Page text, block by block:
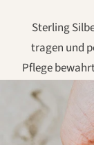
Sterling
tragen und
Pflege